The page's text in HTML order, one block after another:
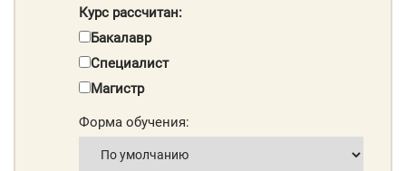
Курс рассчитан:
Бакалавр
Специалист
Магистр
Форма обучения: